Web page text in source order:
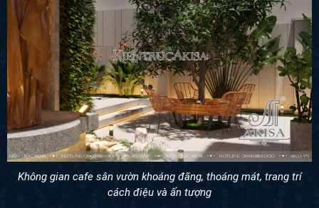
Không gian cafe sân vườn khoáng đãng, thoáng mát, trang trí
cách điệu và ấn tượng